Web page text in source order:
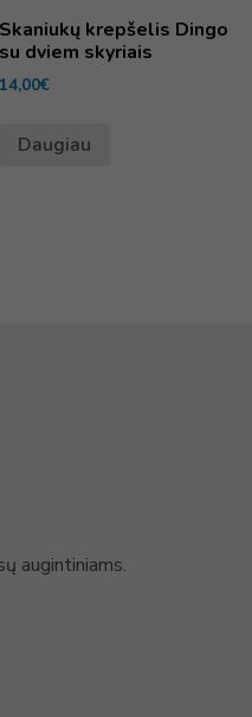
Skaniukų krepšelis Dingo
su dviem skyriais
14,00€
Daugiau
augintiniams.